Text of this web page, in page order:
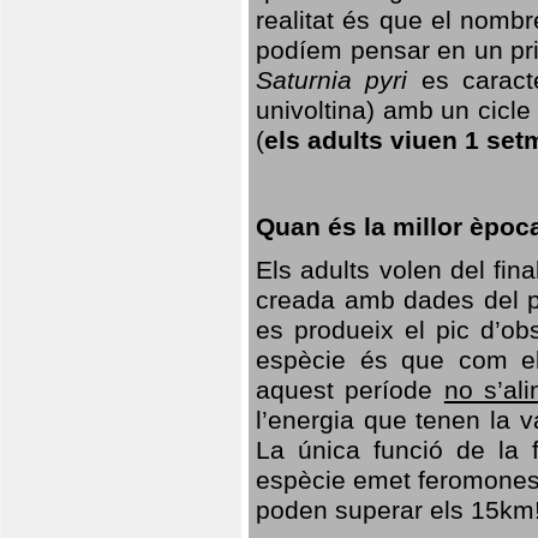
realitat és que el
podíem pensar en un
Saturnia pyri es
univoltina) amb un
(els adults viuen 1
Quan és la millor
Els adults volen del
creada amb dades del
es produeix el pic
espècie és que com
aquest període no
l’energia que tenen la
La única funció de la
espècie emet
poden superar els